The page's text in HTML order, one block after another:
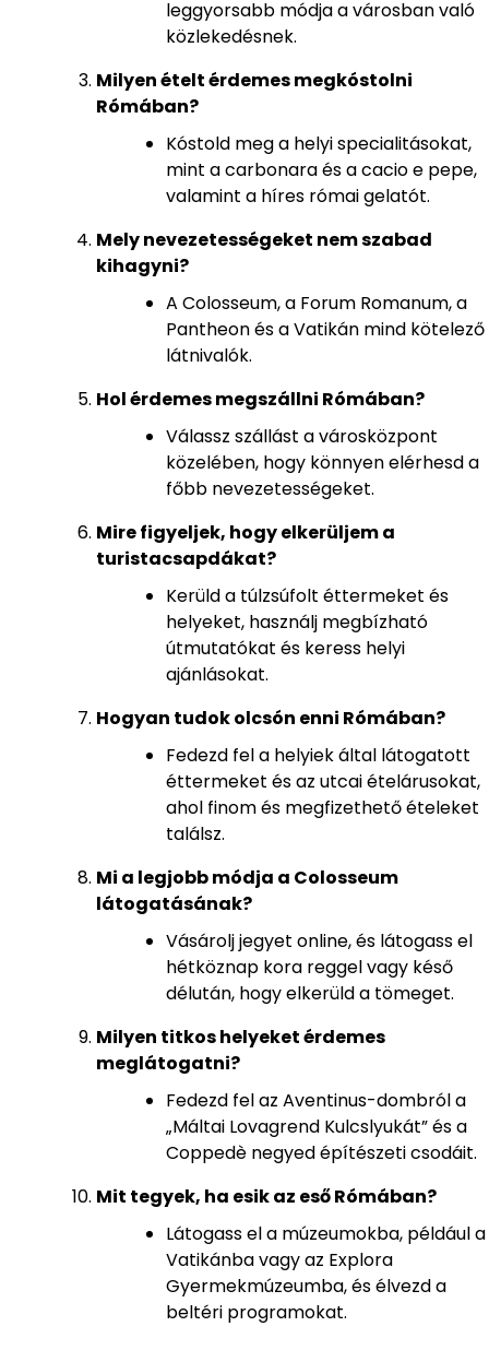
leggyorsabb módja a városban való
közlekedésnek.
Milyen ételt érdemes megkóstolni
Rómában?
Kóstold meg a helyi specialitásokat,
mint a carbonara és a cacio e pepe,
valamint a híres római gelatót.
Mely nevezetességeket nem szabad
kihagyni?
A Colosseum, a Forum Romanum, a
Pantheon és a Vatikán mind kötelező
látnivalók.
Hol érdemes megszállni Rómában?
Válassz szállást a városközpont
közelében, hogy könnyen elérhesd a
főbb nevezetességeket.
Mire figyeljek, hogy elkerüljem a
turistacsapdákat?
Kerüld a túlzsúfolt éttermeket és
helyeket, használj megbízható
útmutatókat és keress helyi
ajánlásokat.
Hogyan tudok olcsón enni Rómában?
Fedezd fel a helyiek által látogatott
éttermeket és az utcai ételárusokat,
ahol finom és megfizethető ételeket
találsz.
Mi a legjobb módja a Colosseum
látogatásának?
Vásárolj jegyet online, és látogass el
hétköznap kora reggel vagy késő
délután, hogy elkerüld a tömeget.
Milyen titkos helyeket érdemes
meglátogatni?
Fedezd fel az Aventinus-dombról a
„Máltai Lovagrend Kulcslyukát” és a
Coppedè negyed építészeti csodáit.
Mit tegyek, ha esik az eső Rómában?
Látogass el a múzeumokba, például a
Vatikánba vagy az Explora
Gyermekmúzeumba, és élvezd a
beltéri programokat.